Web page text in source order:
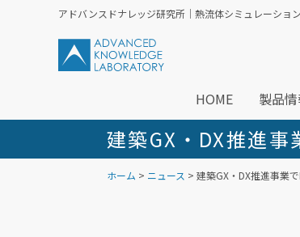
アドバンスドナレッジ研究所｜熱流体シミュレーショ
HOME 製品
建築GX・DX推進
ホーム > ニュース > 建築GX・DX推進事業